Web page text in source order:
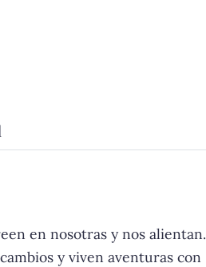
en nosotras y nos alientan.
y viven aventuras con